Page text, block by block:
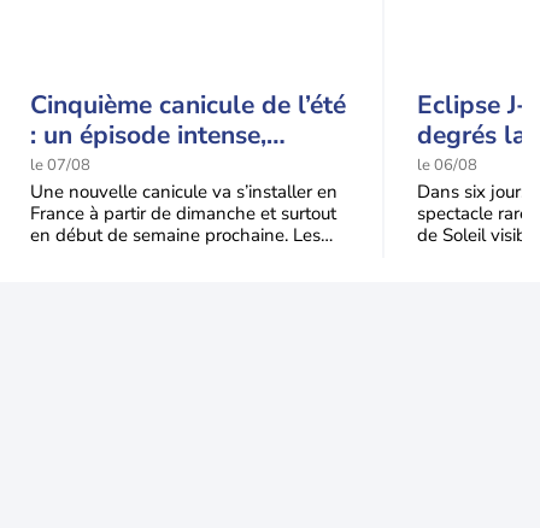
Cinquième canicule de l’été
: un épisode intense,
durable et étendu la
semaine prochaine
le 07/08
Une nouvelle canicule va s’installer en
France à partir de dimanche et surtout
en début de semaine prochaine. Les
Eclipse J-
degrés la
t-elle
l'éclipse
le 06/08
Dans six
spectacle rare
de Soleil